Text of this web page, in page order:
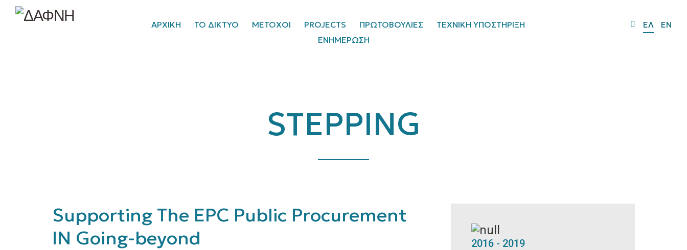
ΑΡΧΙΚΗ ΤΟ ΔΙΚΤΥΟ ΜΕΤΟΧΟΙ PROJECTS ΠΡΩΤΟΒΟΥΛΙΕΣ
ΤΕΧΝΙΚΗ ΥΠΟΣΤΗΡΙΞΗ
ΕΝΗΜΕΡΩΣΗ
ΕΛ EN
STEPPING
Supporting The EPC Public Procurement
IN Going-beyond
2016 - 2019